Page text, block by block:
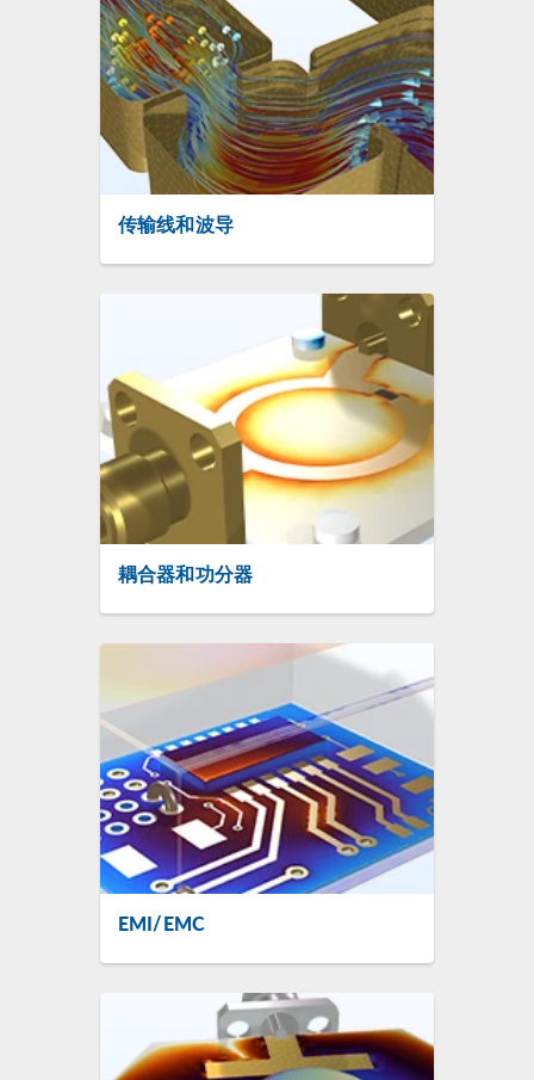
传输线和波导
耦合器和功分器
EMI/EMC